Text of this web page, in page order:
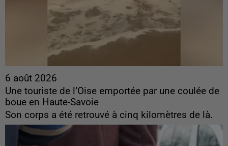
6 août 2026
Une touriste de l’Oise emportée par une coulée de
boue en Haute-Savoie
Son corps a été retrouvé à cinq kilomètres de là.